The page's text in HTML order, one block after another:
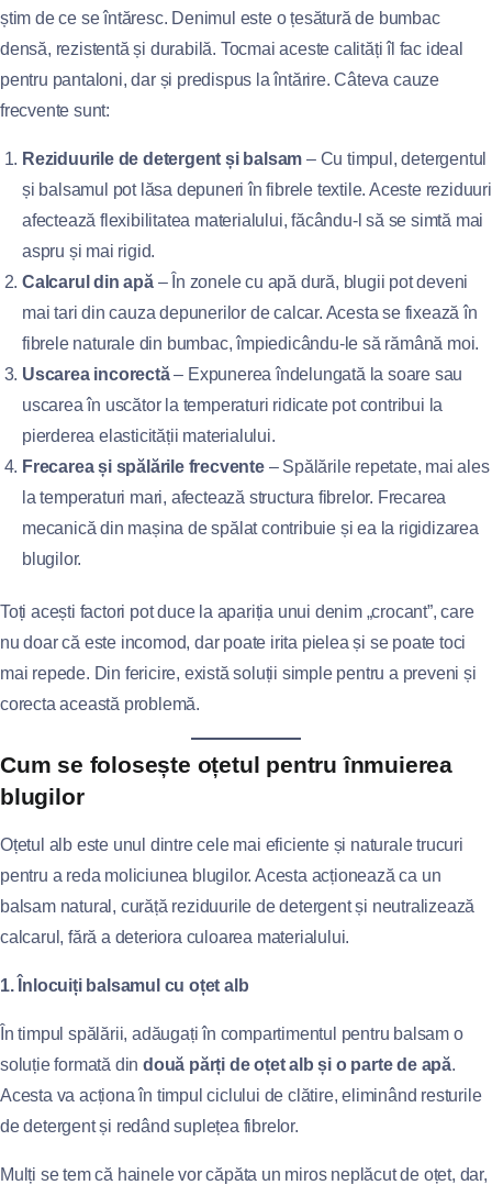
știm de ce se întăresc. Denimul este o țesătură de bumbac
densă, rezistentă și durabilă. Tocmai aceste calități îl fac ideal
pentru pantaloni, dar și predispus la întărire. Câteva cauze
frecvente sunt:
Reziduurile de detergent și balsam – Cu timpul, detergentul
și balsamul pot lăsa depuneri în fibrele textile. Aceste reziduuri
afectează flexibilitatea materialului, făcându-l să se simtă mai
aspru și mai rigid.
Calcarul din apă– În zonele cu apă dură, blugii pot deveni
mai tari din cauza depunerilor de calcar. Acesta se fixează în
fibrele naturale din bumbac, împiedicându-le să rămână moi.
Uscarea incorectă– Expunerea îndelungată la soare sau
uscarea în uscător la temperaturi ridicate pot contribui la
pierderea elasticității materialului.
Frecarea și spălările frecvente– Spălările repetate, mai ales
la temperaturi mari, afectează structura fibrelor. Frecarea
mecanică din mașina de spălat contribuie și ea la rigidizarea
blugilor.
Toți acești factori pot duce la apariția unui denim „crocant”, care
nu doar că este incomod, dar poate irita pielea și se poate toci
mai repede. Din fericire, există soluții simple pentru a preveni și
corecta această problemă.
Cum se folosește oțetul pentru înmuierea
blugilor
Oțetul alb este unul dintre cele mai eficiente și naturale trucuri
pentru a reda moliciunea blugilor. Acesta acționează ca un
balsam natural, curăță reziduurile de detergent și neutralizează
calcarul, fără a deteriora culoarea materialului.
1. Înlocuiți balsamul cu oțet alb
În timpul spălării, adăugați în compartimentul pentru balsam o
soluție formată dindouă părți de oțet alb și o parte de apă.
Acesta va acționa în timpul ciclului de clătire, eliminând resturile
de detergent și redând suplețea fibrelor.
Mulți se tem că hainele vor căpăta un miros neplăcut de oțet, dar,